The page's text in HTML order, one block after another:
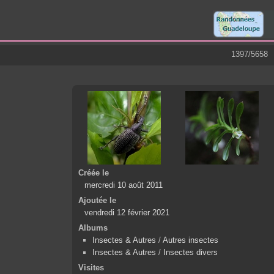
1397/5658
Créée le
mercredi 10 août 2011
Ajoutée le
vendredi 12 février 2021
Albums
Insectes & Autres / Autres insectes
Insectes & Autres / Insectes divers
Visites